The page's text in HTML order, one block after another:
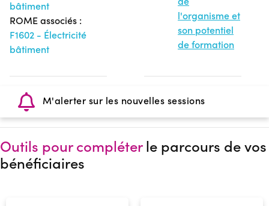
bâtiment
ROME associés :
F1602 - Électricité
bâtiment
l'organisme et
son potentiel
de formation
M'alerter sur les nouvelles sessions
Outils pour compléterle parcours de vos
bénéficiaires